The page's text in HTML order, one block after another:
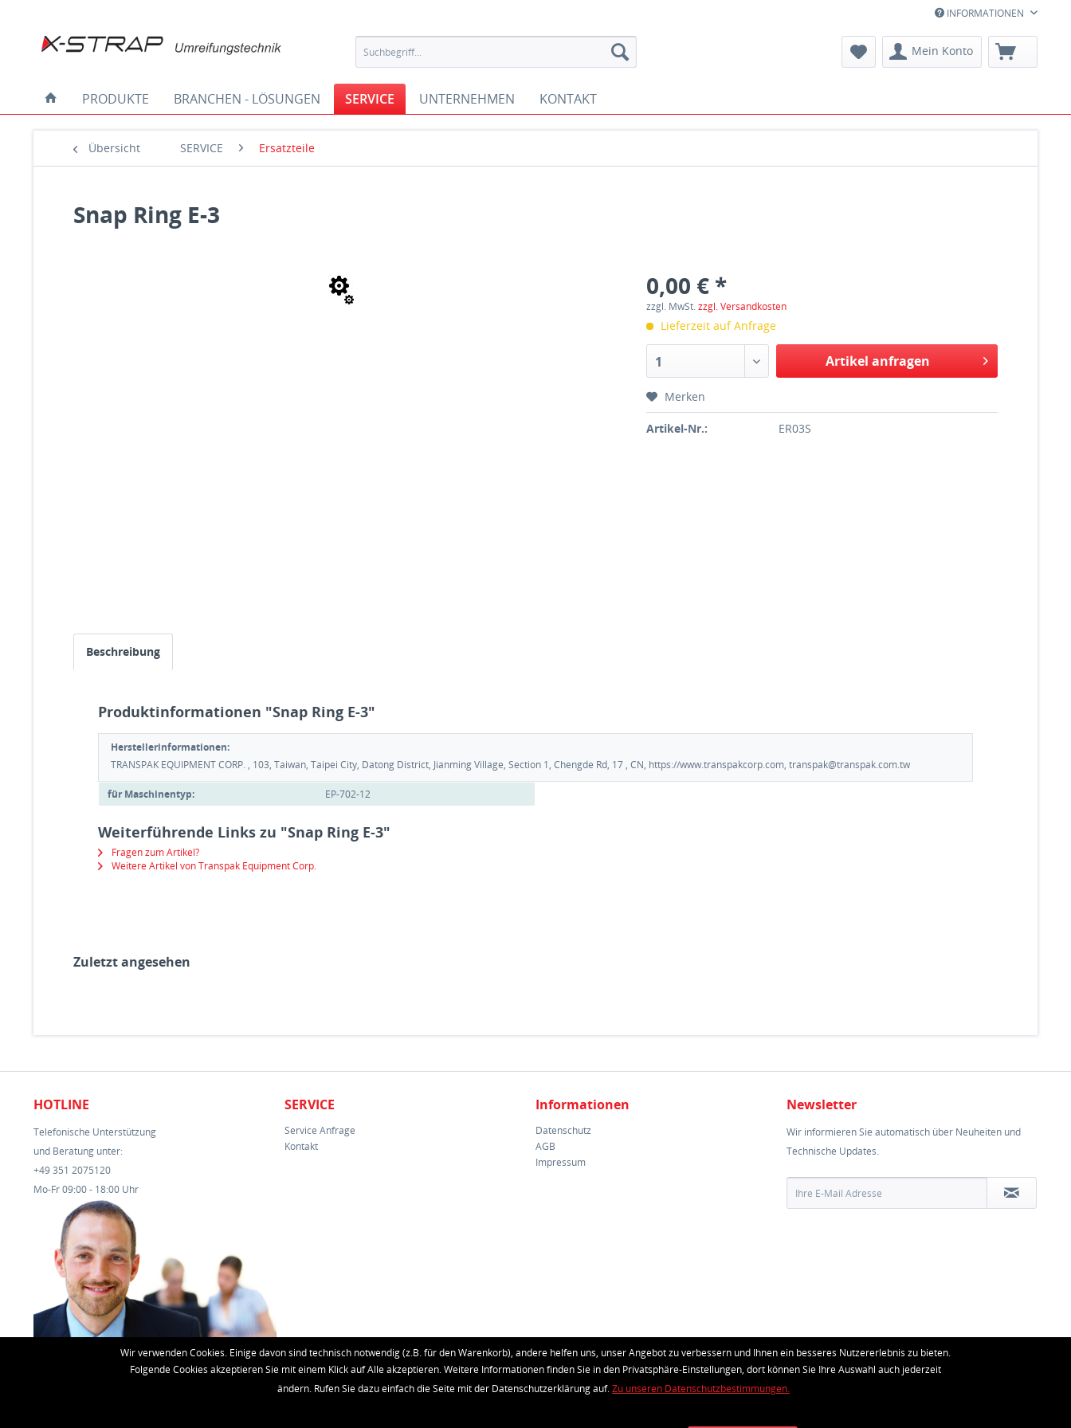
INFORMATIONEN
Mein Konto
PRODUKTE BRANCHEN - LÖSUNGEN SERVICE UNTERNEHMEN KONTAKT
Übersicht SERVICE Ersatzteile
Snap Ring E-3
0,00 € *
zzgl. MwSt.zzgl. Versandkosten
Lieferzeit auf Anfrage
1 Artikel anfragen
Merken
Artikel-Nr.: ER03S
Beschreibung
Produktinformationen "Snap Ring E-3"
Herstellerinformationen:
TRANSPAK EQUIPMENT CORP. , 103, Taiwan, Taipei City, Datong District, Jianming Village, Section 1, Chengde Rd, 17 , CN, https://www.transpakcorp.com, transpak@transpak.com.tw
für Maschinentyp: EP-702-12
Weiterführende Links zu "Snap Ring E-3"
Fragen zum Artikel?
Weitere Artikel von Transpak Equipment Corp.
Zuletzt angesehen
HOTLINE
Telefonische Unterstützung
und Beratung unter:
+49 351 2075120
Mo-Fr 09:00 - 18:00 Uhr
SERVICE
Service Anfrage
Kontakt
Informationen
Datenschutz
AGB
Impressum
Newsletter
Wir informieren Sie automatisch über Neuheiten und
Technische Updates.
Wir verwenden Cookies. Einige davon sind technisch notwendig (z.B. für den Warenkorb), andere helfen uns, unser Angebot zu verbessern und Ihnen ein besseres Nutzererlebnis zu bieten.
Folgende Cookies akzeptieren Sie mit einem Klick auf Alle akzeptieren. Weitere Informationen finden Sie in den Privatsphäre-Einstellungen, dort können Sie Ihre Auswahl auch jederzeit
ändern. Rufen Sie dazu einfach die Seite mit der Datenschutzerklärung auf.Zu unseren Datenschutzbestimmungen.